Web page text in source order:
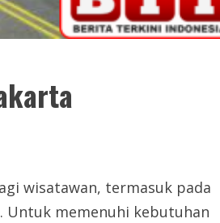
wisatawan, termasuk pada
Untuk memenuhi kebutuhan